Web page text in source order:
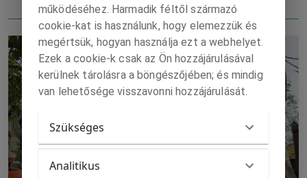
működéséhez. Harmadik féltől származó
cookie-kat is használunk, hogy elemezzük és
megértsük, hogyan használja ezt a webhelyet.
Ezek a cookie-k csak az Ön hozzájárulásával
kerülnek tárolásra a böngészőjében; és mindig
van lehetősége visszavonni hozzájárulását.
Szükséges
Analitikus